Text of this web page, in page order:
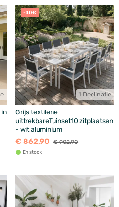
-40€
1 Declinatie
Grijs textilene
uittrekbareTuinset10 zitplaatsen
- wit aluminium
€ 862,90 € 902,90
En stock